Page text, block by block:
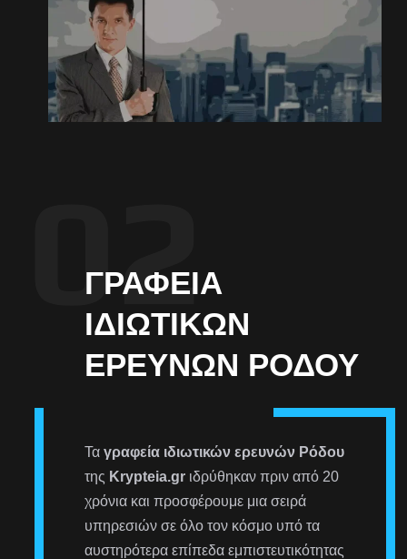
ΓΡΑΦΕΊΑ
ΙΔΙΩΤΙΚΏΝ
ΕΡΕΥΝΏΝ ΡΌΔΟΥ
Ταγραφεία ιδιωτικών ερευνών Ρόδου
της Krypteia.gr ιδρύθηκαν πριν από 20
χρόνια και προσφέρουμε μια σειρά
υπηρεσιών σε όλο τον κόσμο υπό τα
αυστηρότερα επίπεδα εμπιστευτικότητας